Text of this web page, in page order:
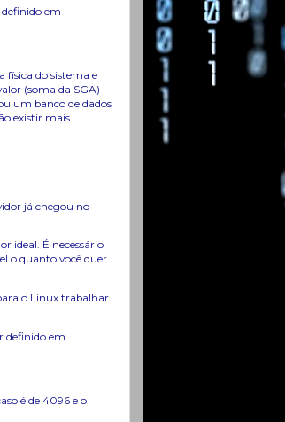
definido em
física do sistema e
(soma da SGA)
um banco de dados
existir mais
já chegou no
ideal. É necessário
o quanto você quer
o Linux trabalhar
definido em
é de 4096 e o